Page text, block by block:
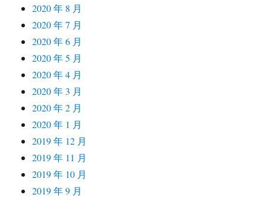
2020 年 8 月
2020 年 7 月
2020 年 6 月
2020 年 5 月
2020 年 4 月
2020 年 3 月
2020 年 2 月
2020 年 1 月
2019 年 12 月
2019 年 11 月
2019 年 10 月
2019 年 9 月